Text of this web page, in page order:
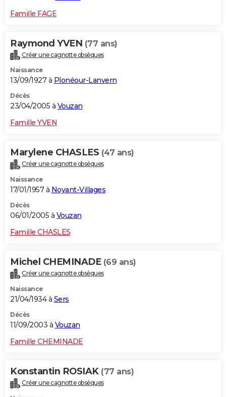
Famille FAGE
Raymond YVEN (77 ans)
Créer une cagnotte obsèques
Naissance
13/09/1927 à Plonéour-Lanvern
Décès
23/04/2005 à Vouzan
Famille YVEN
Marylene CHASLES (47 ans)
Créer une cagnotte obsèques
Naissance
17/01/1957 à Noyant-Villages
Décès
06/01/2005 à Vouzan
Famille CHASLES
Michel CHEMINADE (69 ans)
Créer une cagnotte obsèques
Naissance
21/04/1934 à Sers
Décès
11/09/2003 à Vouzan
Famille CHEMINADE
Konstantin ROSIAK (77 ans)
Créer une cagnotte obsèques